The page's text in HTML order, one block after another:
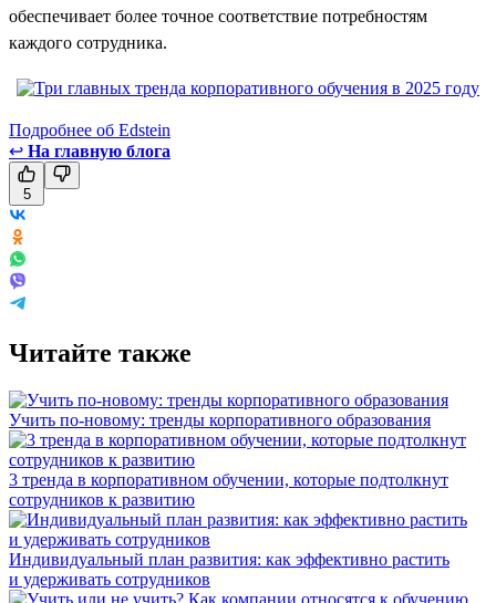
обеспечивает более точное соответствие потребностям
каждого сотрудника.
Подробнее об Edstein
↩ На главную блога
5
Читайте также
Учить по-новому: тренды корпоративного образования
3 тренда в корпоративном обучении, которые подтолкнут
сотрудников к развитию
Индивидуальный план развития: как эффективно растить
и удерживать сотрудников